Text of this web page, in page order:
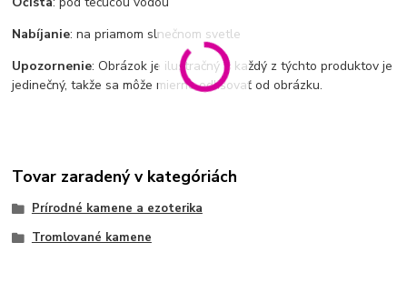
Nabíjanie: na priamom slnečnom svetle
Upozornenie: Obrázok je ilustračný a každý z týchto produktov je
jedinečný, takže sa môže mierne odlišovať od obrázku.
Tovar zaradený v kategóriách
Prírodné kamene a ezoterika
Tromlované kamene